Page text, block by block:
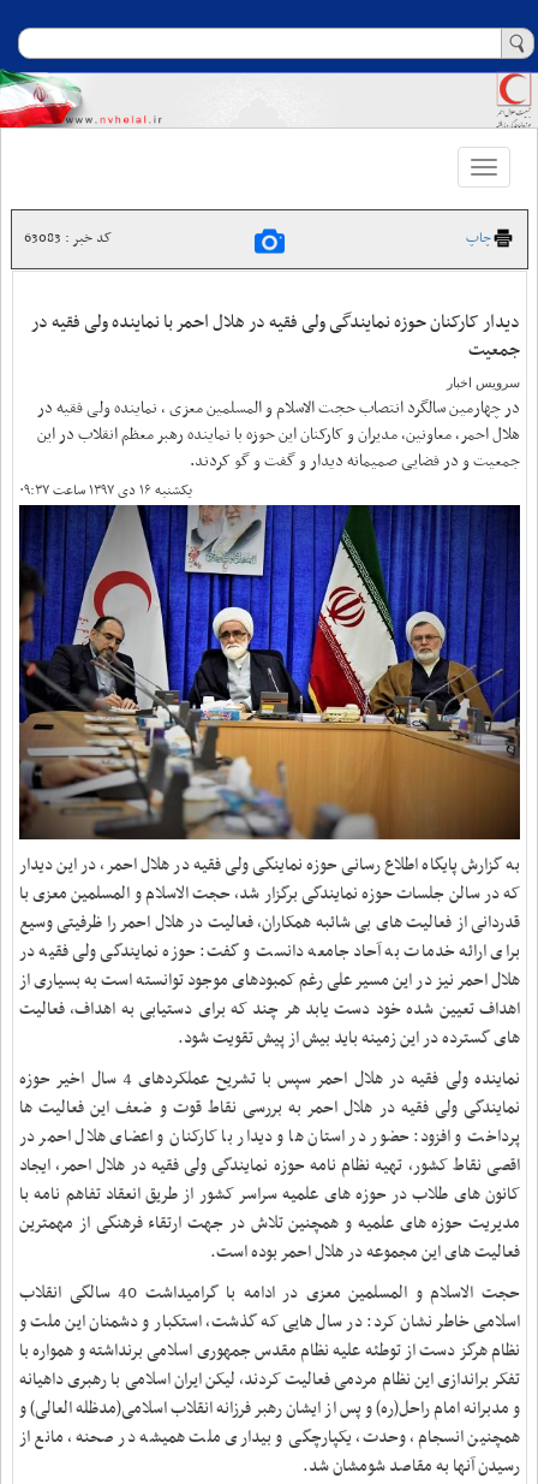
Toggle
navigation
چاپ کد خبر : 63083
دیدار کارکنان حوزه نمایندگی ولی فقیه در هلال احمر با نماینده ولی فقیه در
جمعیت
سرویس اخبار
در چهارمین سالگرد انتصاب حجت الاسلام و المسلمین معزی ، نماینده ولی فقیه در
هلال احمر، معاونین، مدیران و کارکنان این حوزه با نماینده رهبر معظم انقلاب در این
جمعیت و در فضایی صمیمانه دیدار و گفت و گو کردند.
یکشنبه ۱۶ دی ۱۳۹۷ ساعت ۰۹:۳۷
به گزارش پایگاه اطلاع رسانی حوزه نماینگی ولی فقیه در هلال احمر، در این دیدار
که در سالن جلسات حوزه نمایندگی برگزار شد، حجت الاسلام و المسلمین معزی با
قدردانی از فعالیت های بی شائبه همکاران، فعالیت در هلال احمر را ظرفیتی وسیع
برای ارائه خدمات به آحاد جامعه دانست و گفت: حوزه نمایندگی ولی فقیه در
هلال احمر نیز در این مسیر علی رغم کمبودهای موجود توانسته است به بسیاری از
اهداف تعیین شده خود دست یابد هر چند که برای دستیابی به اهداف، فعالیت
های گسترده در این زمینه باید بیش از پیش تقویت شود.
نماینده ولی فقیه در هلال احمر سپس با تشریح عملکردهای 4 سال اخیر حوزه
نمایندگی ولی فقیه در هلال احمر به بررسی نقاط قوت و ضعف این فعالیت ها
پرداخت و افزود: حضور در استان ها و دیدار با کارکنان و اعضای هلال احمر در
اقصی نقاط کشور، تهیه نظام نامه حوزه نمایندگی ولی فقیه در هلال احمر، ایجاد
کانون های طلاب در حوزه های علمیه سراسر کشور از طریق انعقاد تفاهم نامه با
مدیریت حوزه های علمیه و همچنین تلاش در جهت ارتقاء فرهنگی از مهمترین
فعالیت های این مجموعه در هلال احمر بوده است.
حجت الاسلام و المسلمین معزی در ادامه با گرامیداشت 40 سالگی انقلاب
اسلامی خاطر نشان کرد: در سال هایی که گذشت، استکبار و دشمنان این ملت و
نظام هرگز دست از توطئه علیه نظام مقدس جمهوری اسلامی برنداشته و همواره با
تفکر براندازی این نظام مردمی فعالیت کردند، لیکن ایران اسلامی با رهبری داهیانه
و مدبرانه امام راحل(ره) و پس از ایشان‏ ‌رهبر فرزانه انقلاب اسلامی‏(مدظله العالی) و
همچنین انسجام، وحدت، یکپارچگی و بیداری ملت همیشه در صحنه‏، مانع از
رسیدن آنها به مقاصد شومشان شد.